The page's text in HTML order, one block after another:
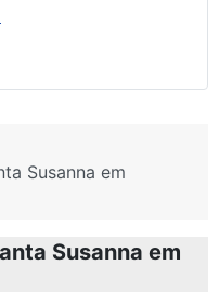
Susanna em
Susanna em